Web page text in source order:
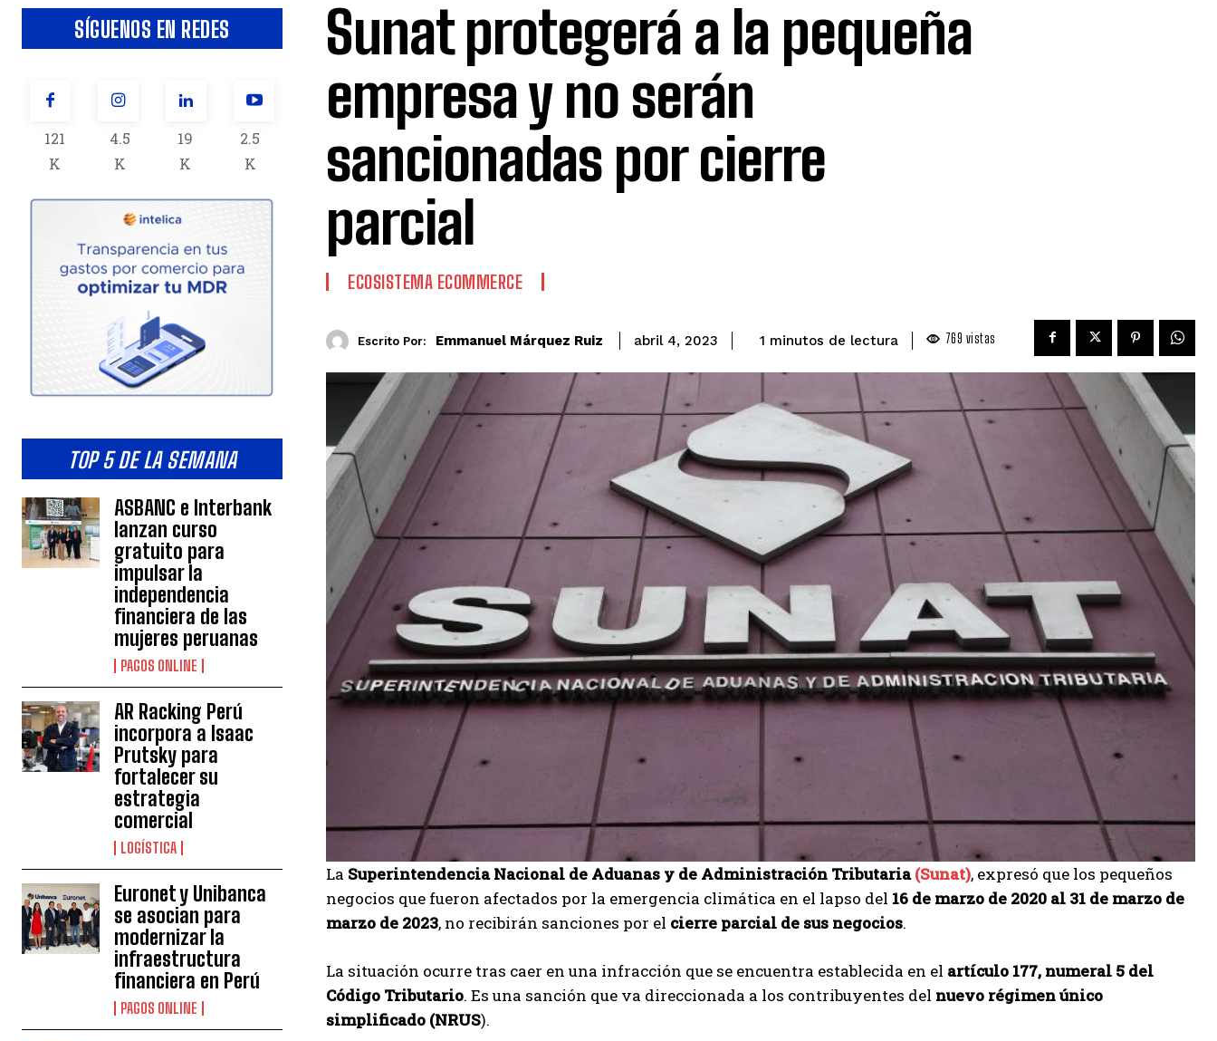
SÍGUENOS EN REDES
121
K
4.5
K
19
K
2.5
K
TOP 5 DE LA SEMANA
ASBANC e Interbank
lanzan curso
gratuito para
impulsar la
independencia
financiera de las
mujeres peruanas
PAGOS ONLINE
AR Racking Perú
incorpora a Isaac
Prutsky para
fortalecer su
estrategia
comercial
LOGÍSTICA
Euronet y Unibanca
se asocian para
modernizar la
infraestructura
financiera en Perú
PAGOS ONLINE
Sunat protegerá a la pequeña
empresa y no serán
sancionadas por cierre
parcial
ECOSISTEMA ECOMMERCE
Escrito Por: Emmanuel Márquez Ruiz abril 4, 2023 1 minutos de lectura 769 vistas
La Superintendencia Nacional de Aduanas y de Administración Tributaria(Sunat), expresó que los pequeños
negocios que fueron afectados por la emergencia climática en el lapso del 16 de marzo de 2020 al 31 de marzo de
marzo de 2023, no recibirán sanciones por el cierre parcial de sus negocios.
La situación ocurre tras caer en una infracción que se encuentra establecida en el artículo 177, numeral 5 del
Código Tributario. Es una sanción que va direccionada a los contribuyentes del nuevo régimen único
simplificado (NRUS).